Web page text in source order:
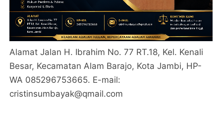
Alamat Jalan H. Ibrahim No. 77 RT.18, Kel. Kenali
Besar, Kecamatan Alam Barajo, Kota Jambi, HP-
WA 085296753665. E-mail:
cristinsumbayak@qmail.com